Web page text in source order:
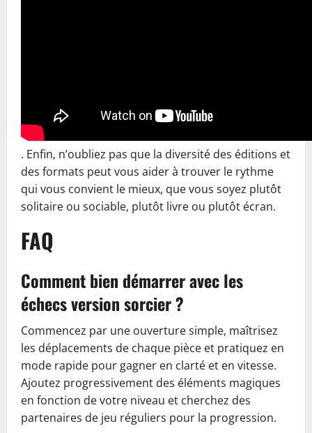
. Enfin, n’oubliez pas que la diversité des éditions et
des formats peut vous aider à trouver le rythme
qui vous convient le mieux, que vous soyez plutôt
solitaire ou sociable, plutôt livre ou plutôt écran.
FAQ
Comment bien démarrer avec les
échecs version sorcier ?
Commencez par une ouverture simple, maîtrisez
les déplacements de chaque pièce et pratiquez en
mode rapide pour gagner en clarté et en vitesse.
Ajoutez progressivement des éléments magiques
en fonction de votre niveau et cherchez des
partenaires de jeu réguliers pour la progression.